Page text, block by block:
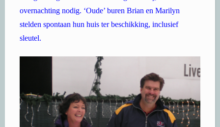
overnachting nodig. ‘Oude’ buren Brian en Marilyn
stelden spontaan hun huis ter beschikking, inclusief
sleutel.